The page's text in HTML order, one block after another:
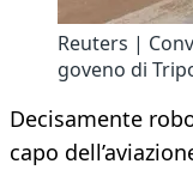
Reuters |
goveno di
Decisamente
capo